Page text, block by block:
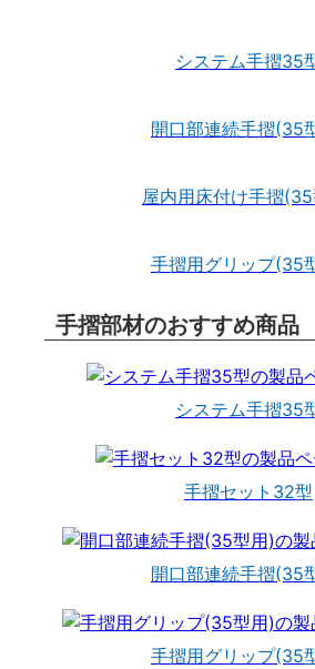
システム手摺35
開口部連続手摺(35
屋内用床付け手摺
手摺用グリップ(35
手摺部材のおすすめ商品
システム手摺35
手摺セット32型
開口部連続手摺(35
手摺用グリップ(35